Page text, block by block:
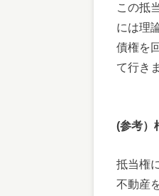
この抵
には理
債権を
て行き
(参考）
抵当権
不動産